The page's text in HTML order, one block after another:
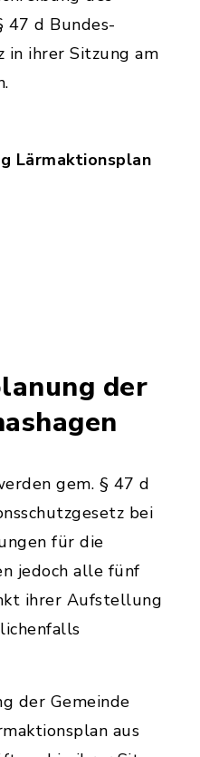
47 d Bundes-
in ihrer Sitzung am
Lärmaktionsplan
der
gem. § 47 d
bei
für die
jedoch alle fünf
ihrer Aufstellung
der Gemeinde
aus